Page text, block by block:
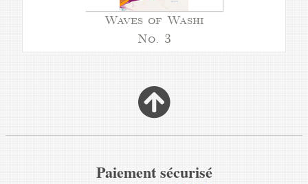
Waves of Washi
No. 3
Paiement sécurisé